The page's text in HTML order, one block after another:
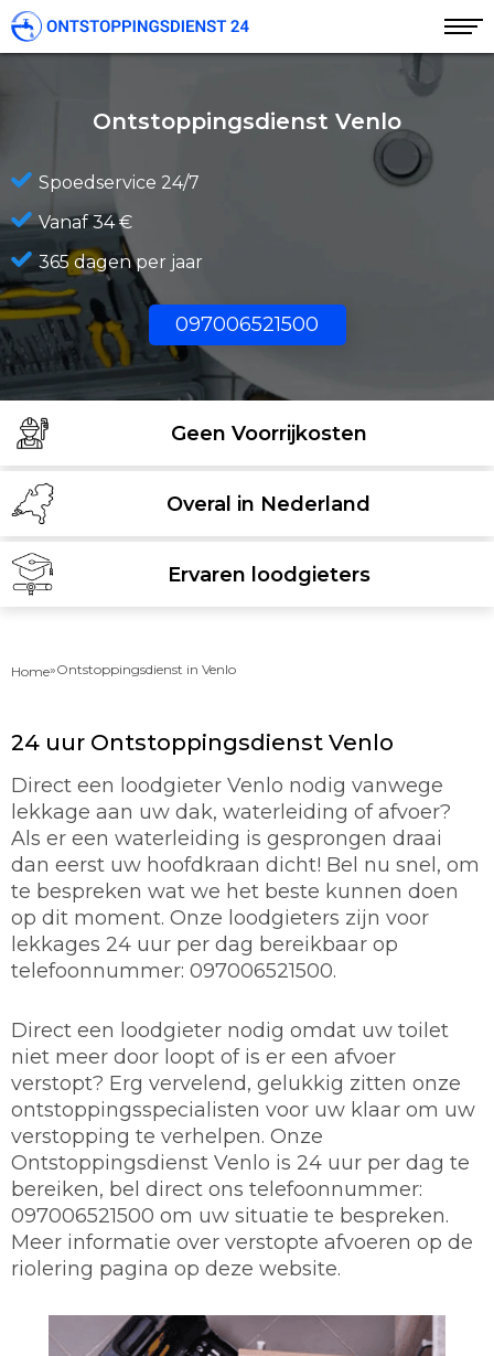
Ontstoppingsdienst Venlo
Spoedservice 24/7
Vanaf 34 €
365 dagen per jaar
097006521500
Geen Voorrijkosten
Overal in Nederland
Ervaren loodgieters
Home»Ontstoppingsdienst in Venlo
24 uur Ontstoppingsdienst Venlo
Direct een loodgieter Venlo nodig vanwege
lekkage aan uw dak, waterleiding of afvoer?
Als er een waterleiding is gesprongen draai
dan eerst uw hoofdkraan dicht! Bel nu snel, om
te bespreken wat we het beste kunnen doen
op dit moment. Onze loodgieters zijn voor
lekkages 24 uur per dag bereikbaar op
telefoonnummer: 097006521500.
Direct een loodgieter nodig omdat uw toilet
niet meer door loopt of is er een afvoer
verstopt? Erg vervelend, gelukkig zitten onze
ontstoppingsspecialisten voor uw klaar om uw
verstopping te verhelpen. Onze
Ontstoppingsdienst Venlo is 24 uur per dag te
bereiken, bel direct ons telefoonnummer:
097006521500 om uw situatie te bespreken.
Meer informatie over verstopte afvoeren op de
riolering pagina op deze website.